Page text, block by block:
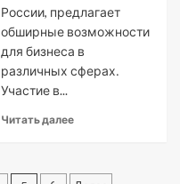
России, предлагает
обширные возможности
для бизнеса в
различных сферах․
Участие в...
Читать далее